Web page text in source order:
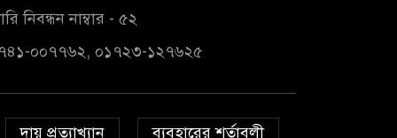
নিবন্ধন নাম্বার - ৫২
০০৭৭৬২, ০১৭২৩-১২৭৬২৫
দায় প্রত্যাখ্যান ব্যবহারের শর্তাবলী